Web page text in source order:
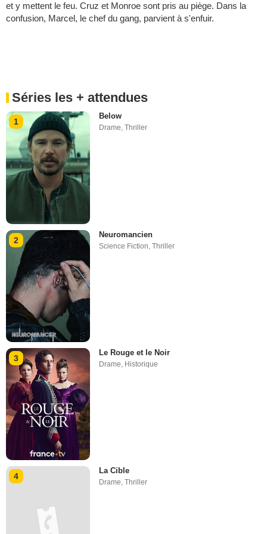
et y mettent le feu. Cruz et Monroe sont pris au piège. Dans la
confusion, Marcel, le chef du gang, parvient à s'enfuir.
Séries les + attendues
1
Below
Drame,Thriller
2
Neuromancien
Science Fiction ,Thriller
3
Le Rouge et le Noir
Drame, Historique
4
La Cible
Drame,Thriller